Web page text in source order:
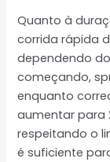
Quanto à
corrida rápida
dependendo
começando,
enquanto
aumentar para
respeitando o
é suficiente